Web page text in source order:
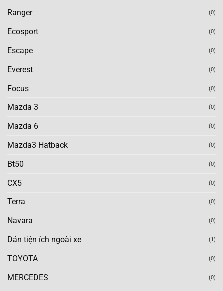
Ranger (0)
Ecosport (0)
Escape (0)
Everest (0)
Focus (0)
Mazda 3 (0)
Mazda 6 (0)
Mazda3 Hatback (0)
Bt50 (0)
CX5 (0)
Terra (0)
Navara (0)
Dán tiện ích ngoài xe (1)
TOYOTA (0)
MERCEDES (0)